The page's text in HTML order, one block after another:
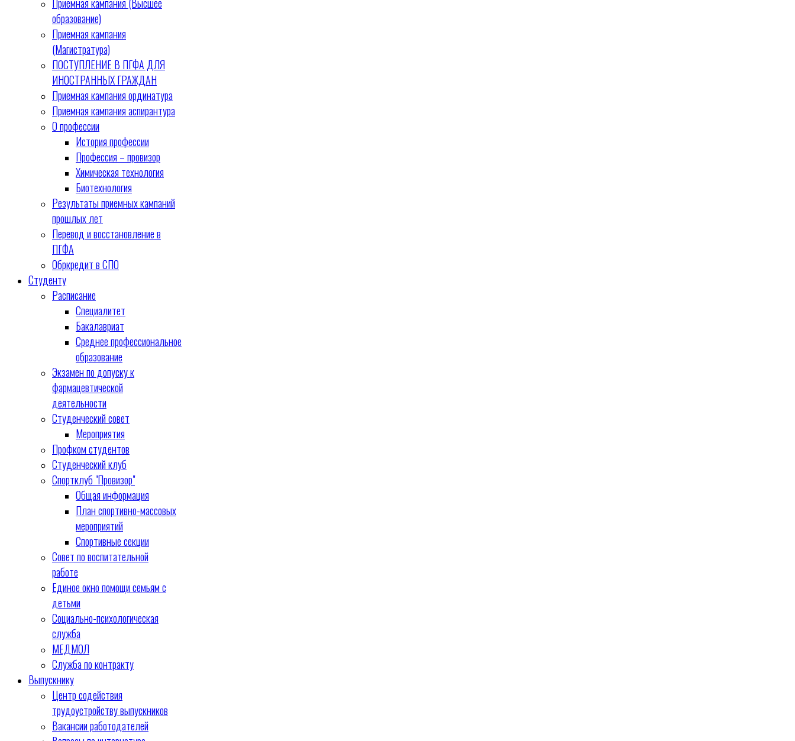
образование)
Приемная кампания
(Магистратура)
ПОСТУПЛЕНИЕ В ПГФА ДЛЯ
ИНОСТРАННЫХ ГРАЖДАН
Приемная кампания ординатура
Приемная кампания аспирантура
О профессии
История профессии
Профессия – провизор
Химическая технология
Биотехнология
Результаты приемных кампаний
прошлых лет
Перевод и восстановление в
ПГФА
Обркредит в СПО
Студенту
Расписание
Специалитет
Бакалавриат
Среднее профессиональное
образование
Экзамен по допуску к
фармацевтической
деятельности
Студенческий совет
Мероприятия
Профком студентов
Студенческий клуб
Спортклуб "Провизор"
Общая информация
План спортивно-массовых
мероприятий
Спортивные секции
Совет по воспитательной
работе
Единое окно помощи семьям с
детьми
Социально-психологическая
служба
МЕДМОЛ
Служба по контракту
Выпускнику
Центр содействия
трудоустройству выпускников
Вакансии работодателей